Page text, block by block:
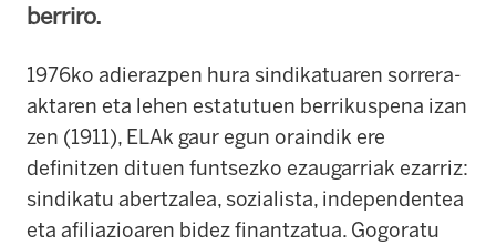
berriro.
1976ko adierazpen hura sindikatuaren sorrera-
aktaren eta lehen estatutuen berrikuspena izan
zen (1911), ELAk gaur egun oraindik ere
definitzen dituen funtsezko ezaugarriak ezarriz:
sindikatu abertzalea, sozialista, independentea
eta afiliazioaren bidez finantzatua. Gogoratu